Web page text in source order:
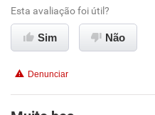
Conciliação com a vida
Esta avaliação foi útil?
Sim Não
Denunciar